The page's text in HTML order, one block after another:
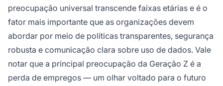
preocupação universal transcende faixas etárias e é o
fator mais importante que as organizações devem
abordar por meio de políticas transparentes, segurança
robusta e comunicação clara sobre uso de dados. Vale
notar que a principal preocupação da Geração Z é a
perda de empregos — um olhar voltado para o futuro